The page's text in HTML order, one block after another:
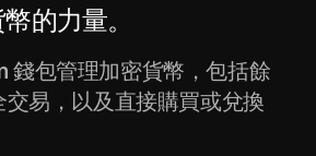
的力量。
錢包管理加密貨幣，包括餘
易，以及直接購買或兌換